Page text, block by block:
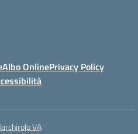
Albo OnlinePrivacy Policy
VA